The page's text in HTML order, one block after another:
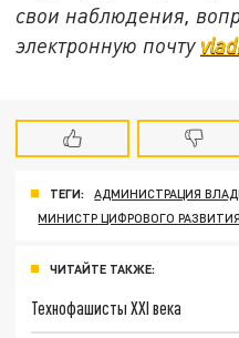
свои наблюдения,
электронную почту
ТЕГИ:
АДМИНИСТРАЦИЯ
МИНИСТР ЦИФРОВОГО РАЗВИТИЯ
ЧИТАЙТЕ ТАКЖЕ:
Технофашисты XXI века